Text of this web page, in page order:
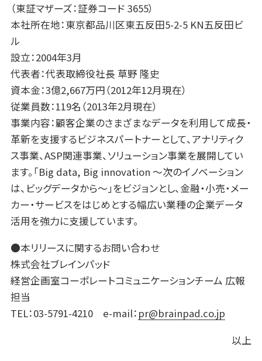
（東証マザーズ：証券コード 3655）
本社所在地：東京都品川区東五反田5-2-5 KN五反田ビ
ル
設立：2004年3月
代表者：代表取締役社長 草野 隆史
資本金：3億2,667万円（2012年12月現在）
従業員数：119名（2013年2月現在）
事業内容：顧客企業のさまざまなデータを利用して成長・
革新を支援するビジネスパートナーとして、アナリティク
ス事業、ASP関連事業、ソリューション事業を展開してい
ます。「Big data, Big innovation 〜次のイノベーション
は、ビッグデータから〜」をビジョンとし、金融・小売・メー
カー・サービスをはじめとする幅広い業種の企業データ
活用を強力に支援しています。
●本リリースに関するお問い合わせ
株式会社ブレインパッド
経営企画室コーポレートコミュニケーションチーム 広報
担当
TEL：03-5791-4210 e-mail： pr@brainpad.co.jp
以上